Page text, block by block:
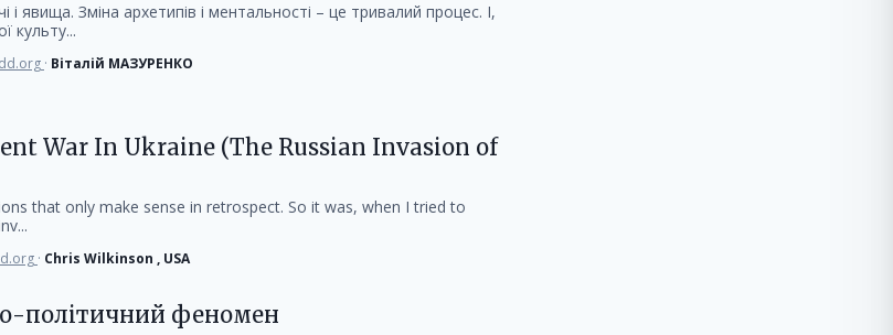
явища. Зміна архетипів і ментальності – це тривалий процес. І,
культу...
· Віталій МАЗУРЕНКО
War In Ukraine (The Russian Invasion of
that only make sense in retrospect. So it was, when I tried to
· Chris Wilkinson , USA
політичний феномен